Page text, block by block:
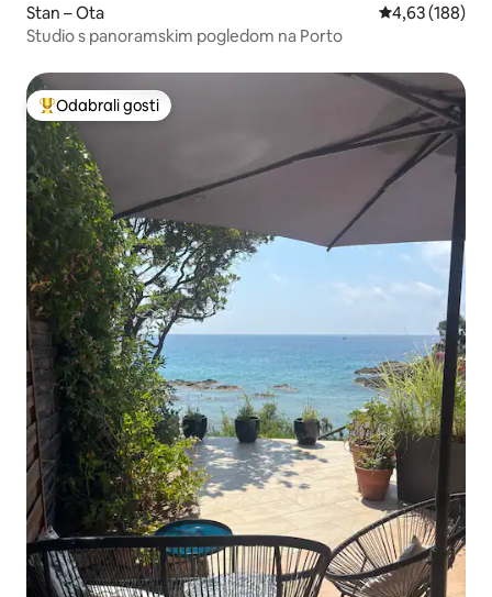
Stan – Ota Prosječna
4,63 (188)
Studio s panoramskim pogledom na Porto
Među najviše rangiranima s oznakom „Odabrali gosti”
Odabrali gosti